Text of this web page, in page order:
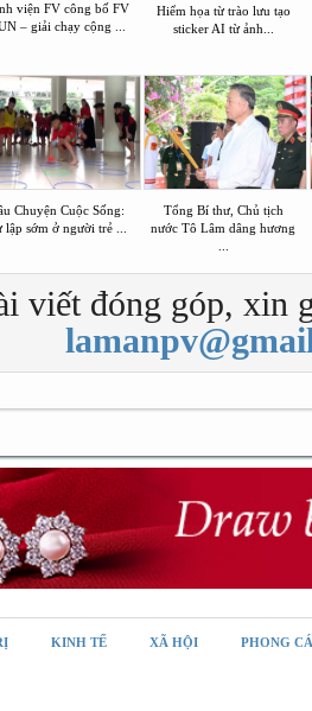
viện FV công bố FV
– giải chạy cộng ...
Hiểm họa từ trào lưu tạo
sticker AI từ ảnh...
Chuyện Cuộc Sống:
lập sớm ở người trẻ ...
Tổng Bí thư, Chủ tịch
nước Tô Lâm dâng hương
viết đóng góp, xin
KINH TẾ XÃ HỘI PHONG